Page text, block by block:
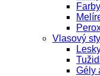
Vlasový
Gély